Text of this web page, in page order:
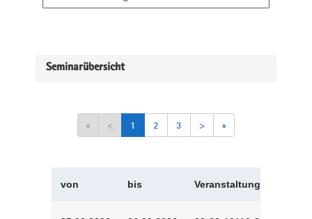
Seminarübersicht
« < 1 2 3 > »
von bis Veranstaltungskürzel